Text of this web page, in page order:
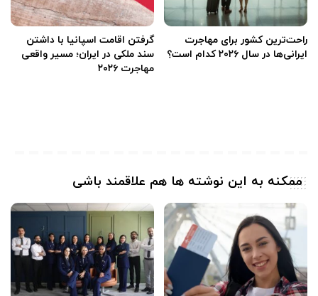
راحت‌ترین کشور برای مهاجرت
ایرانی‌ها در سال ۲۰۲۶ کدام است؟
گرفتن اقامت اسپانیا با داشتن
سند ملکی در ایران؛ مسیر واقعی
مهاجرت ۲۰۲۶
ممکنه به این نوشته ها هم علاقمند باشی